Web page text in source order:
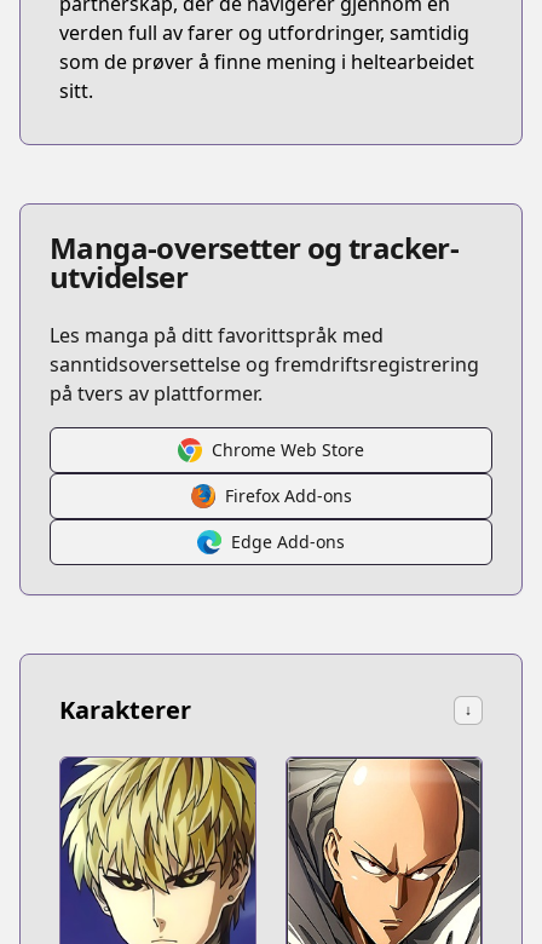
verden full av farer og utfordringer, samtidig
som de prøver å finne mening i heltearbeidet
sitt.
Manga-oversetter og tracker-
utvidelser
Les manga på ditt favorittspråk med
sanntidsoversettelse og fremdriftsregistrering
på tvers av plattformer.
Chrome Web Store
Firefox Add-ons
Edge Add-ons
Karakterer ↓